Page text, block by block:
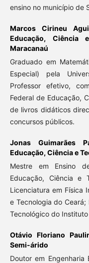
ensino no município de
Marcos Cirineu
Educação, Ciência
Maracanaú
Graduado em
Especial) pela
Professor efetivo,
Federal de Educação,
de livros didáticos
concursos públicos.
Jonas Guimarães
Educação, Ciência e
Mestre em Ensino
Educação, Ciência e
Licenciatura em Física
e Tecnologia do Ceará;
Tecnológico do
Otávio Floriano
Semi-árido
Doutor em Engenharia